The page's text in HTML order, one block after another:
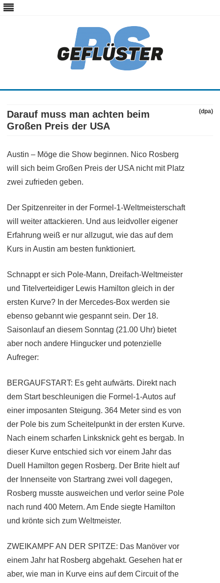
Skip
content
Darauf muss man achten beim
Großen Preis der USA
(dpa)
Austin – Möge die Show beginnen. Nico Rosberg
will sich beim Großen Preis der USA nicht mit Platz
zwei zufrieden geben.
Der Spitzenreiter in der Formel-1-Weltmeisterschaft
will weiter attackieren. Und aus leidvoller eigener
Erfahrung weiß er nur allzugut, wie das auf dem
Kurs in Austin am besten funktioniert.
Schnappt er sich Pole-Mann, Dreifach-Weltmeister
und Titelverteidiger Lewis Hamilton gleich in der
ersten Kurve? In der Mercedes-Box werden sie
ebenso gebannt wie gespannt sein. Der 18.
Saisonlauf an diesem Sonntag (21.00 Uhr) bietet
aber noch andere Hingucker und potenzielle
Aufreger:
BERGAUFSTART: Es geht aufwärts. Direkt nach
dem Start beschleunigen die Formel-1-Autos auf
einer imposanten Steigung. 364 Meter sind es von
der Pole bis zum Scheitelpunkt in der ersten Kurve.
Nach einem scharfen Linksknick geht es bergab. In
dieser Kurve entschied sich vor einem Jahr das
Duell Hamilton gegen Rosberg. Der Brite hielt auf
der Innenseite von Startrang zwei voll dagegen,
Rosberg musste ausweichen und verlor seine Pole
nach rund 400 Metern. Am Ende siegte Hamilton
und krönte sich zum Weltmeister.
ZWEIKAMPF AN DER SPITZE: Das Manöver vor
einem Jahr hat Rosberg abgehakt. Gesehen hat er
aber, wie man in Kurve eins auf dem Circuit of the